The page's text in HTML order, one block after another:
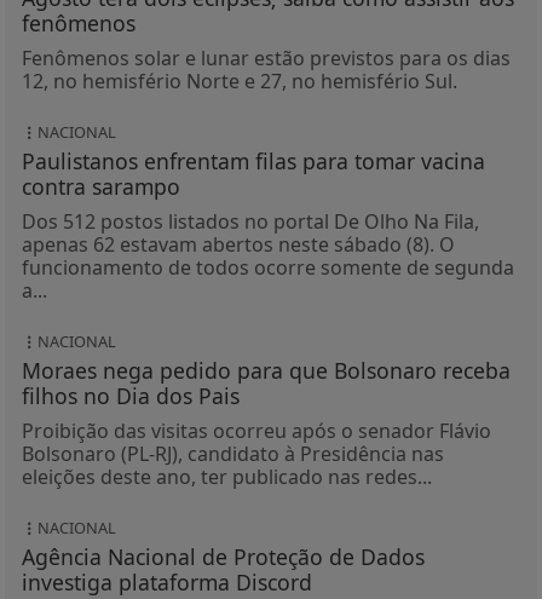
fenômenos
Fenômenos solar e lunar estão previstos para os dias
12, no hemisfério Norte e 27, no hemisfério Sul.
NACIONAL
Paulistanos enfrentam filas para tomar vacina
contra sarampo
Dos 512 postos listados no portal De Olho Na Fila,
apenas 62 estavam abertos neste sábado (8). O
funcionamento de todos ocorre somente de segunda
a...
NACIONAL
Moraes nega pedido para que Bolsonaro receba
filhos no Dia dos Pais
Proibição das visitas ocorreu após o senador Flávio
Bolsonaro (PL-RJ), candidato à Presidência nas
eleições deste ano, ter publicado nas redes...
NACIONAL
Agência Nacional de Proteção de Dados
investiga plataforma Discord